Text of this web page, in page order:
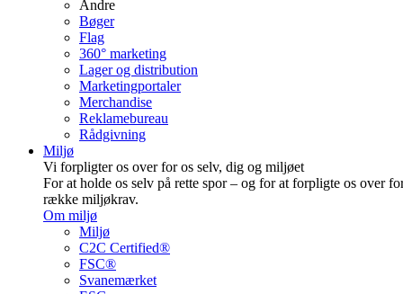
Andre
Bøger
Flag
360° marketing
Lager og distribution
Marketing­portaler
Merchandise
Reklamebureau
Rådgivning
Miljø
Vi forpligter os over for os selv, dig og miljøet
For at holde os selv på rette spor – og for at forpligte os over
række miljøkrav.
Om miljø
Miljø
C2C Certified®
FSC®
Svanemærket